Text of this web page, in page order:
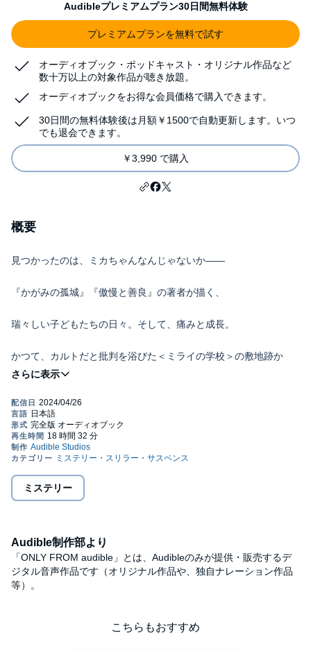
Audibleプレミアムプラン30日間無料体験
プレミアムプランを無料で試す
オーディオブック・ポッドキャスト・オリジナル作品など
数十万以上の対象作品が聴き放題。
オーディオブックをお得な会員価格で購入できます。
30日間の無料体験後は月額￥1500で自動更新します。いつ
でも退会できます。
￥3,990 で購入
概要
見つかったのは、ミカちゃんなんじゃないか――
『かがみの孤城』『傲慢と善良』の著者が描く、
瑞々しい子どもたちの日々。そして、痛みと成長。
かつて、カルトだと批判を浴びた＜ミライの学校＞の敷地跡か
ら、
少女の白骨遺体が見つかった。
ニュースを知った弁護士の法子は、無騒ぎを覚える。
埋められていたのは、ミカちゃんではないかーー。
小学生時代に参加した＜ミライの学校＞の夏合宿で出会ったふた
法子が最後に参加した夏、ミカは合宿に姿を見せなかった。
30年前の記憶の扉が開くとき、幼い日の友情と罪があふれ出す。
ミステリー
Audible制作部より
「ONLY FROM audible」とは、Audibleのみが提供・販売するデ
ジタル音声作品です（オリジナル作品や、独自ナレーション作品
等）。
こちらもおすすめ